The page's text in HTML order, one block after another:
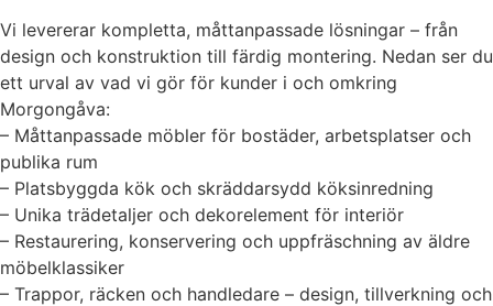
Vi levererar kompletta, måttanpassade lösningar – från
design och konstruktion till färdig montering. Nedan ser du
ett urval av vad vi gör för kunder i och omkring
Morgongåva:
– Måttanpassade möbler för bostäder, arbetsplatser och
publika rum
– Platsbyggda kök och skräddarsydd köksinredning
– Unika trädetaljer och dekorelement för interiör
– Restaurering, konservering och uppfräschning av äldre
möbelklassiker
– Trappor, räcken och handledare – design, tillverkning och